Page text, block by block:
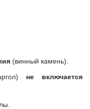
(винный камень).
не включается